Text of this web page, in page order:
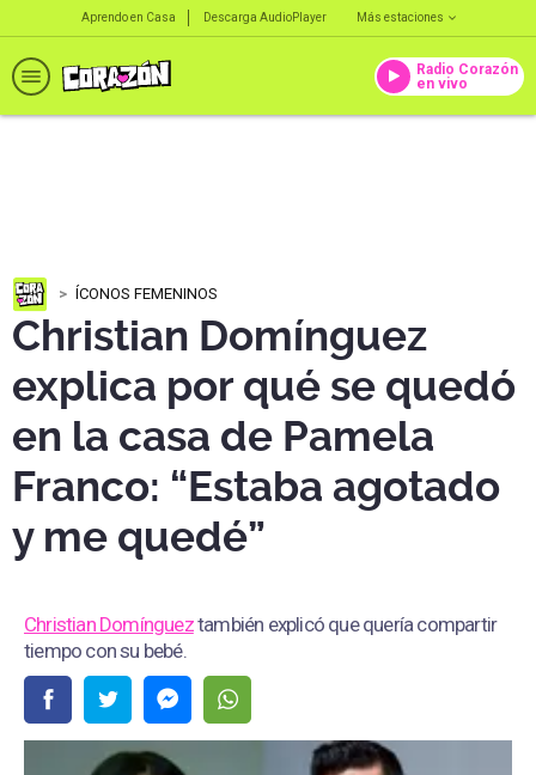
Aprendo en Casa Descarga AudioPlayer Más estaciones
Radio Corazón
en vivo
ÍCONOS FEMENINOS
Christian Domínguez
explica por qué se quedó
en la casa de Pamela
Franco: “Estaba agotado
y me quedé”
Christian Domíngueztambién explicó que quería compartir
tiempo con su bebé.